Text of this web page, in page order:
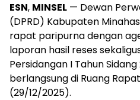
ESN, MINSEL — Dewan
(DPRD) Kabupaten
rapat paripurna dengan
laporan hasil reses
Persidangan I Tahun
berlangsung di Ruang
(29/12/2025).